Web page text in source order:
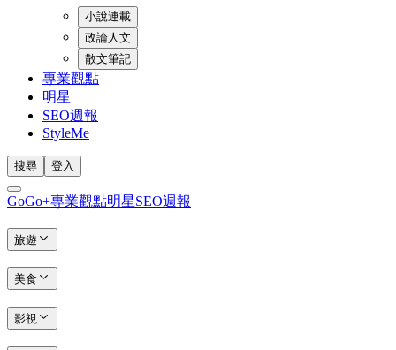
小說連載
政論人文
散文筆記
專業觀點
明星
SEO週報
StyleMe
搜尋 登入
GoGo+專業觀點明星SEO週報
旅遊
美食
影視